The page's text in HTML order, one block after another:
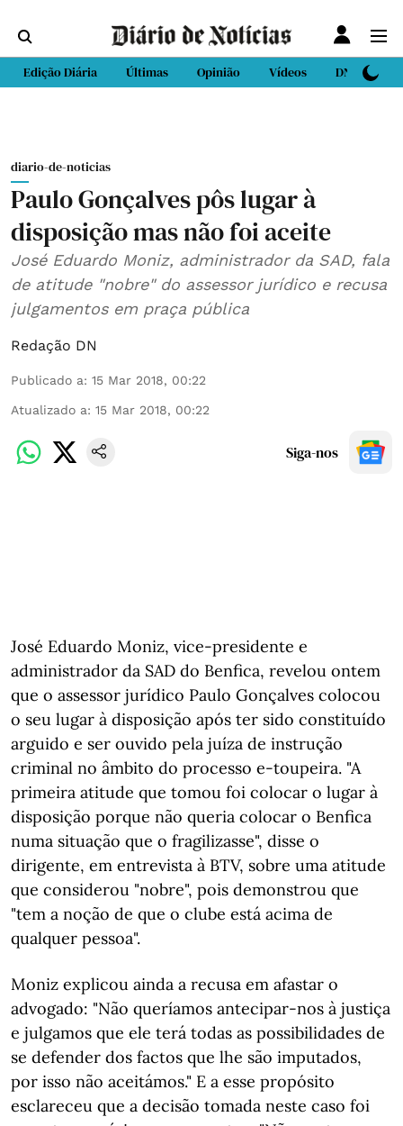
Edição Diária Últimas Opinião Vídeos DN Sport
diario-de-noticias
Paulo Gonçalves pôs lugar à
disposição mas não foi aceite
José Eduardo Moniz, administrador da SAD, fala
de atitude "nobre" do assessor jurídico e recusa
julgamentos em praça pública
Redação DN
Publicado a: 15 Mar 2018, 00:22
Atualizado a: 15 Mar 2018, 00:22
Siga-nos
José Eduardo Moniz, vice-presidente e
administrador da SAD do Benfica, revelou ontem
que o assessor jurídico Paulo Gonçalves colocou
o seu lugar à disposição após ter sido constituído
arguido e ser ouvido pela juíza de instrução
criminal no âmbito do processo e-toupeira. "A
primeira atitude que tomou foi colocar o lugar à
disposição porque não queria colocar o Benfica
numa situação que o fragilizasse", disse o
dirigente, em entrevista à BTV, sobre uma atitude
que considerou "nobre", pois demonstrou que
"tem a noção de que o clube está acima de
qualquer pessoa".
Moniz explicou ainda a recusa em afastar o
advogado: "Não queríamos antecipar-nos à justiça
e julgamos que ele terá todas as possibilidades de
se defender dos factos que lhe são imputados,
por isso não aceitámos." E a esse propósito
esclareceu que a decisão tomada neste caso foi